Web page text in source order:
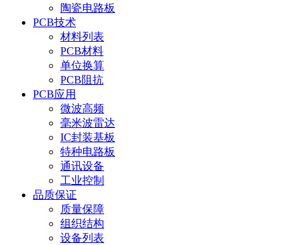
陶瓷电路板
PCB技术
材料列表
PCB材料
单位换算
PCB阻抗
PCB应用
微波高频
毫米波雷达
IC封装基板
特种电路板
通讯设备
工业控制
品质保证
质量保障
组织结构
设备列表